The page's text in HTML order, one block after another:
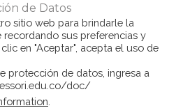
Montessori 2017
de Datos
sitio web para brindarle la
recordando sus preferencias y
en "Aceptar", acepta el uso de
protección de datos, ingresa a
doc/